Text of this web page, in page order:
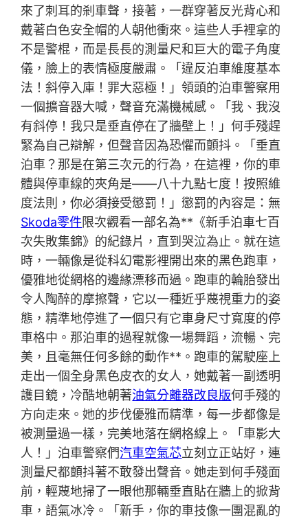
來了刺耳的剎車聲，接著，一群穿著反光背心和
戴著白色安全帽的人朝他衝來。這些人手裡拿的
不是警棍，而是長長的測量尺和巨大的電子角度
儀，臉上的表情極度嚴肅。「違反泊車維度基本
法！斜停入庫！罪大惡極！」領頭的泊車警察用
一個擴音器大喊，聲音充滿機械感。「我、我沒
有斜停！我只是垂直停在了牆壁上！」何手殘趕
緊為自己辯解，但聲音因為恐懼而顫抖。「垂直
泊車？那是在第三次元的行為，在這裡，你的車
體與停車線的夾角是——八十九點七度！按照維
度法則，你必須接受懲罰！」懲罰的內容是：無
Skoda零件限次觀看一部名為**《新手泊車七百
次失敗集錦》的紀錄片，直到哭泣為止。就在這
時，一輛像是從科幻電影裡開出來的黑色跑車，
優雅地從網格的邊緣漂移而過。跑車的輪胎發出
令人陶醉的摩擦聲，它以一種近乎蔑視重力的姿
態，精準地停進了一個只有它車身尺寸寬度的停
車格中。那泊車的過程就像一場舞蹈，流暢、完
美，且毫無任何多餘的動作**。跑車的駕駛座上
走出一個全身黑色皮衣的女人，她戴著一副透明
護目鏡，冷酷地朝著油氣分離器改良版何手殘的
方向走來。她的步伐優雅而精準，每一步都像是
被測量過一樣，完美地落在網格線上。「車影大
人！」泊車警察們汽車空氣芯立刻立正站好，連
測量尺都顫抖著不敢發出聲音。她走到何手殘面
前，輕蔑地掃了一眼他那輛垂直貼在牆上的掀背
車，語氣冰冷。「新手，你的車技像一團混亂的